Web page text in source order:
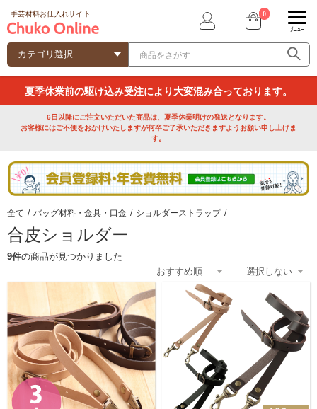
手芸材料お仕入れサイト 0
ﾒﾆｭｰ
夏季休業前の駆け込み受注により大変混み合っております。
6日以降にご注文いただいた商品は、夏季休業明けの発送となります。
お客様にはご不便をおかけいたしますが何卒ご了承いただきますようお願い申し上げま
す。
全て / バッグ材料・金具・口金 / ショルダーストラップ /
合皮ショルダー
9件の商品が見つかりました